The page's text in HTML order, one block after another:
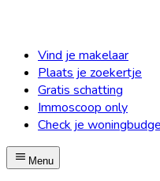
Vind je makelaar
Plaats je zoekertje
Gratis schatting
Immoscoop only
Check je
Menu